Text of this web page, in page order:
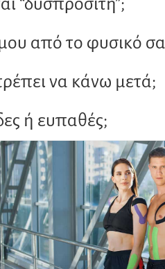
“δυσπρόσιτη”;
από το φυσικό
να κάνω μετά;
ή ευπαθές;